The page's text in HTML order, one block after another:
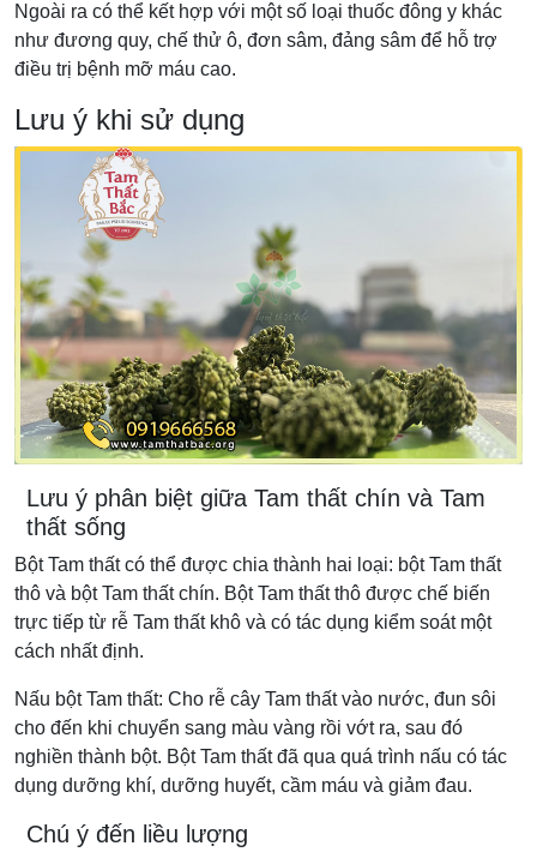
Ngoài ra có thể kết hợp với một số loại thuốc đông y khác
như đương quy, chế thử ô, đơn sâm, đảng sâm để hỗ trợ
điều trị bệnh mỡ máu cao.
Lưu ý khi sử dụng
Lưu ý phân biệt giữa Tam thất chín và Tam
thất sống
Bột Tam thất có thể được chia thành hai loại: bột Tam thất
thô và bột Tam thất chín. Bột Tam thất thô được chế biến
trực tiếp từ rễ Tam thất khô và có tác dụng kiểm soát một
cách nhất định.
Nấu bột Tam thất: Cho rễ cây Tam thất vào nước, đun sôi
cho đến khi chuyển sang màu vàng rồi vớt ra, sau đó
nghiền thành bột. Bột Tam thất đã qua quá trình nấu có tác
dụng dưỡng khí, dưỡng huyết, cầm máu và giảm đau.
Chú ý đến liều lượng